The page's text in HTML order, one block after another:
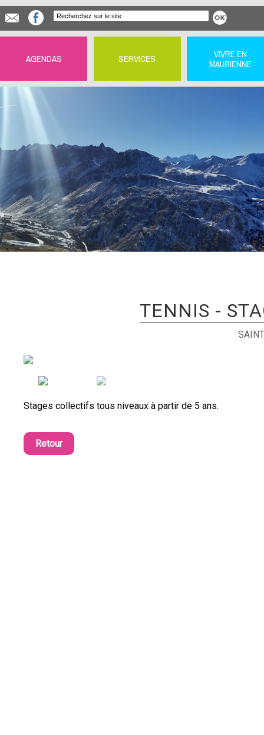
AGENDAS SERVICES
VIVRE EN
MAURIENNE
TENNIS -
Stages collectifs tous niveaux à partir de 5 ans.
Retour